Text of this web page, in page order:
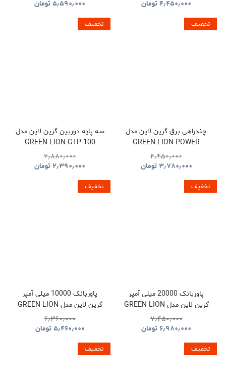
۴٫۴۵۰٫۰۰۰ تومان
۵٫۵۹۰٫۰۰۰تومان
تخفیف
چندراهی برق گرین لاین مدل
GREEN LION POWER
SOCKET GL-PS8A
GNPS7UPDUKBK
۴٫۴۵۰٫۰۰۰
۳٫۷۸۰٫۰۰۰ تومان
تخفیف
سه پایه دوربین گرین لاین مدل
GREEN LION GTP-100
GNTP100TRIBK
۲٫۸۸۰٫۰۰۰
۲٫۳۹۰٫۰۰۰ تومان
تخفیف
پاوربانک 20000 میلی آمپر
گرین لاین مدل GREEN LION
LUZERN GNLEZ20KPBBK
۷٫۴۵۰٫۰۰۰
۶٫۹۸۰٫۰۰۰تومان
تخفیف
پاوربانک 10000 میلی آمپر
گرین لاین مدل GREEN LION
LUZERN GNLEZ10KPBBK
۶٫۳۶۰٫۰۰۰
۵٫۴۶۰٫۰۰۰تومان
تخفیف تخفیف